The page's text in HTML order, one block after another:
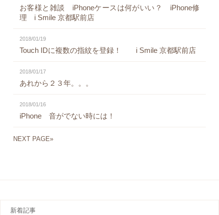
お客様と雑談 iPhoneケースは何がいい？ iPhone修
理 i Smile 京都駅前店
2018/01/19
Touch IDに複数の指紋を登録！ i Smile 京都駅前店
2018/01/17
あれから２３年。。。
2018/01/16
iPhone 音がでない時には！
NEXT PAGE»
新着記事